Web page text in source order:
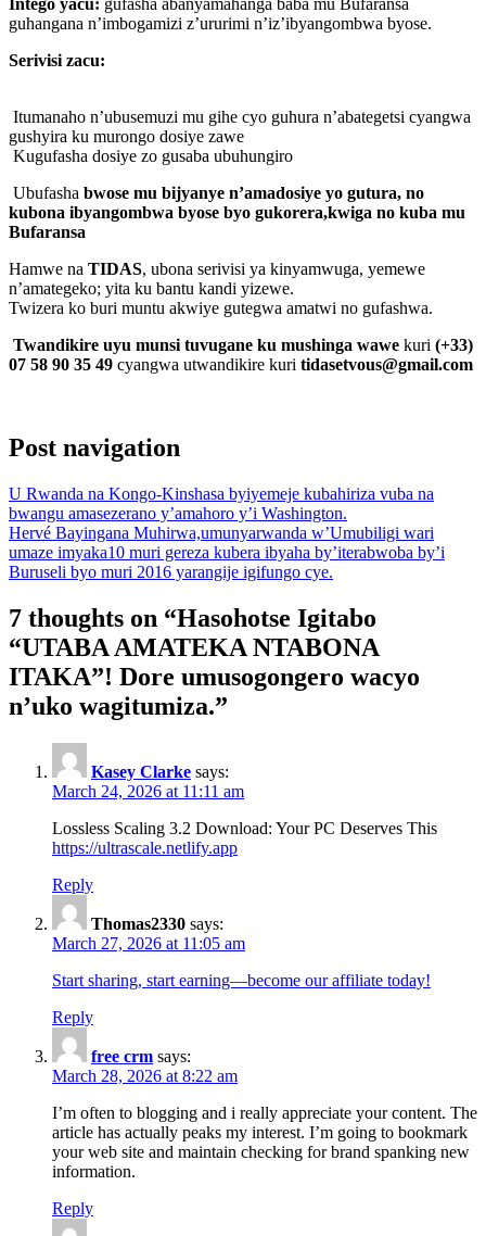
Intego yacu: gufasha abanyamahanga baba mu Bufaransa
guhangana n’imbogamizi z’ururimi n’iz’ibyangombwa byose.
Serivisi zacu:
Itumanaho n’ubusemuzi mu gihe cyo guhura n’abategetsi cyangwa
gushyira ku murongo dosiye zawe
Kugufasha dosiye zo gusaba ubuhungiro
Ubufasha bwose mu bijyanye n’amadosiye yo gutura, no
kubona ibyangombwa byose byo gukorera,kwiga no kuba mu
Bufaransa
Hamwe na TIDAS, ubona serivisi ya kinyamwuga, yemewe
n’amategeko; yita ku bantu kandi yizewe.
Twizera ko buri muntu akwiye gutegwa amatwi no gufashwa.
Twandikire uyu munsi tuvugane ku mushinga wawe kuri (+33)
07 58 90 35 49 cyangwa utwandikire kuri tidasetvous@gmail.com
Post navigation
U Rwanda na Kongo-Kinshasa byiyemeje kubahiriza vuba na
bwangu amasezerano y’amahoro y’i Washington.
Hervé Bayingana Muhirwa,umunyarwanda w’Umubiligi wari
umaze imyaka10 muri gereza kubera ibyaha by’iterabwoba by’i
Buruseli byo muri 2016 yarangije igifungo cye.
7 thoughts on “Hasohotse Igitabo
“UTABA AMATEKA NTABONA
ITAKA”! Dore umusogongero wacyo
n’uko wagitumiza.”
Kasey Clarke says:
March 24, 2026 at 11:11 am
Lossless Scaling 3.2 Download: Your PC Deserves This
https://ultrascale.netlify.app
Reply
Thomas2330 says:
March 27, 2026 at 11:05 am
Start sharing, start earning—become our affiliate today!
Reply
free crm says:
March 28, 2026 at 8:22 am
I’m often to blogging and i really appreciate your content. The
article has actually peaks my interest. I’m going to bookmark
your web site and maintain checking for brand spanking new
information.
Reply